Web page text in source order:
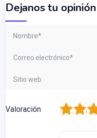
Dejanos tu
Valoración 3
2